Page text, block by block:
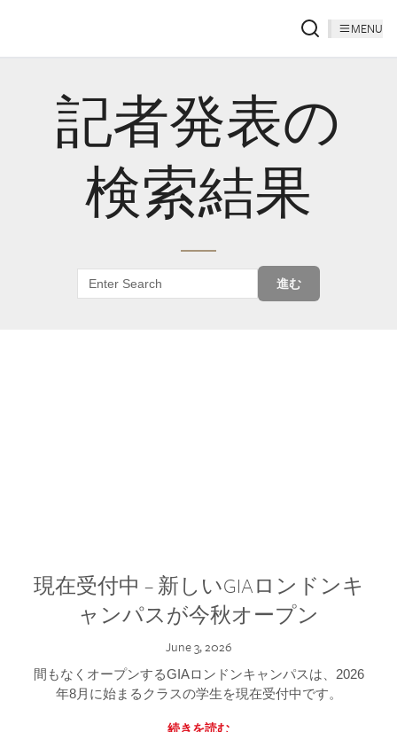
MENU
記者発表の
検索結果
進む
現在受付中 – 新しいGIAロンドンキ
ャンパスが今秋オープン
June 3, 2026
間もなくオープンするGIAロンドンキャンパスは、2026
年8月に始まるクラスの学生を現在受付中です。